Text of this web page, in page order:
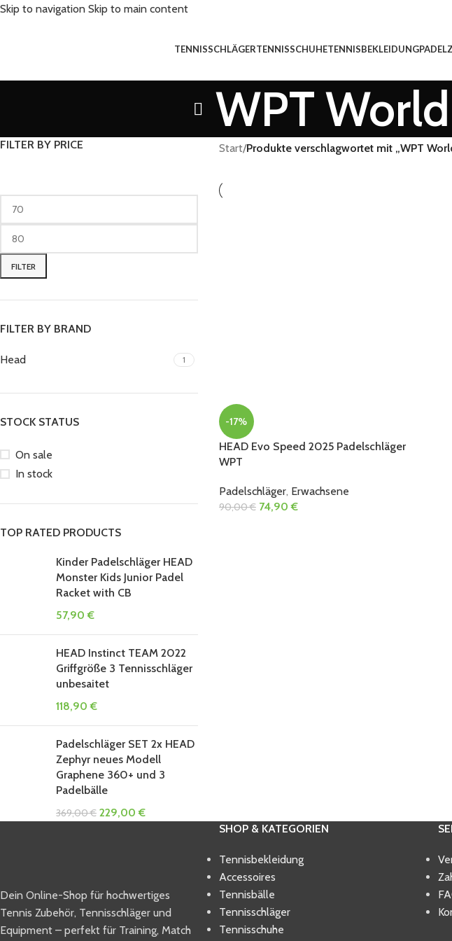
Skip to navigation Skip to main content
TENNISSCHLÄGERTENNISSCHUHETENNISBEKLEIDUNGPADEL
WPT
FILTER BY PRICE
FILTER
FILTER BY BRAND
Head 1
STOCK STATUS
On sale
In stock
TOP RATED PRODUCTS
Kinder Padelschläger HEAD
Monster Kids Junior Padel
Racket with CB
57,90€
HEAD Instinct TEAM 2022
Griffgröße 3 Tennisschläger
unbesaitet
118,90€
Padelschläger SET 2x HEAD
Zephyr neues Modell
Graphene 360+ und 3
Padelbälle
369,00€ 229,00€
Start/Produkte verschlagwortet mit „WPT
-17%
HEAD Evo Speed 2025 Padelschläger
WPT
Padelschläger, Erwachsene
90,00€ 74,90€
Dein Online-Shop für hochwertiges
Tennis Zubehör, Tennisschläger und
Equipment – perfekt für Training, Match
SHOP & KATEGORIEN
Tennisbekleidung
Accessoires
Tennisbälle
Tennisschläger
Tennisschuhe